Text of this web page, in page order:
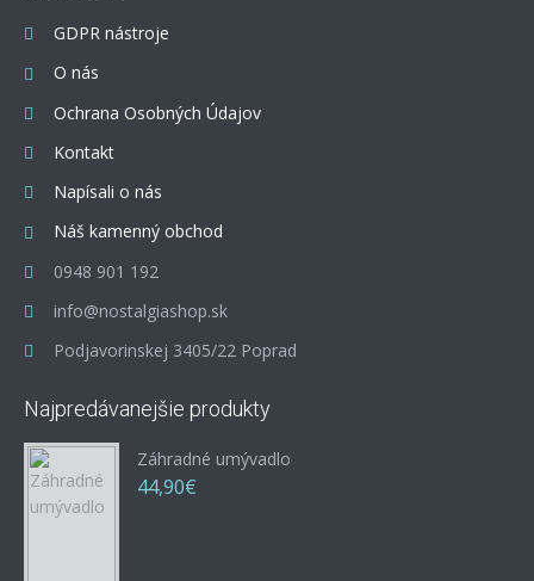
GDPR nástroje
O nás
Ochrana Osobných Údajov
Kontakt
Napísali o nás
Náš kamenný obchod
0948 901 192
info@nostalgiashop.sk
Podjavorinskej 3405/22 Poprad
Najpredávanejšie produkty
Záhradné umývadlo
44,90€